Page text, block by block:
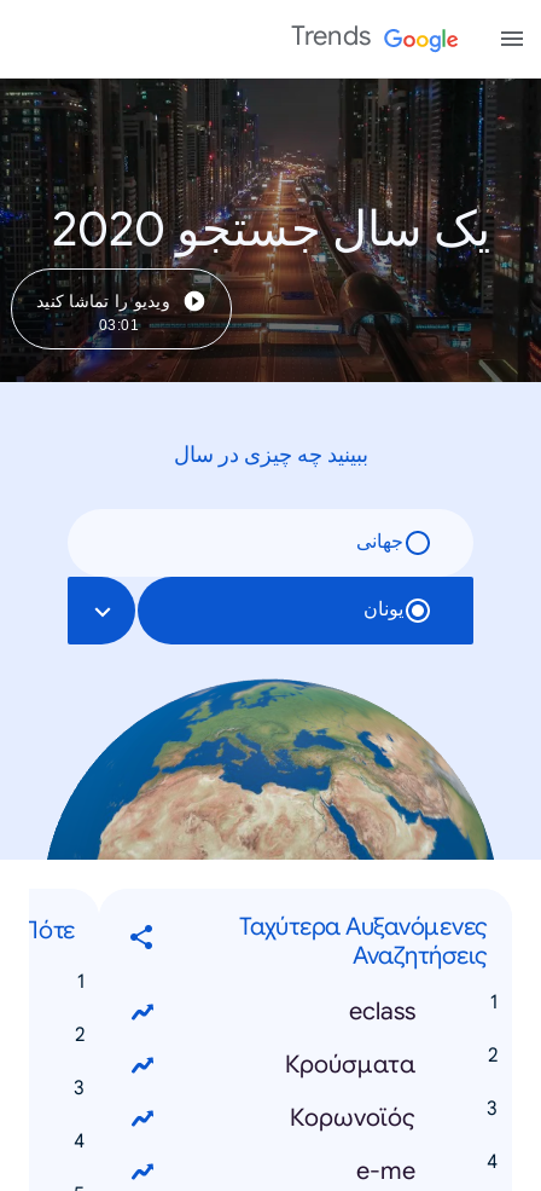
Trends
یک سال جستجو 2020
ویدیو را تماشا کنید
03:01
ببینید چه چیزی در سال
جهانی
یونان
Ταχύτερα Αυξανόμενες
Αναζητήσεις
eclass
Κρούσματα
Κορωνοϊός
e-me
Πότε...